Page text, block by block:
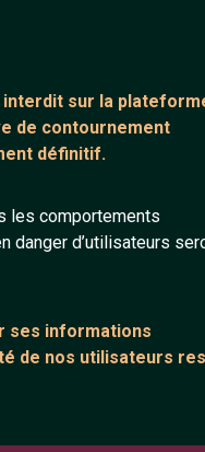
interdit sur la
de contournement
définitif.
les comportements
danger d’utilisateurs
ses informations
de nos utilisateurs
Mader
annita